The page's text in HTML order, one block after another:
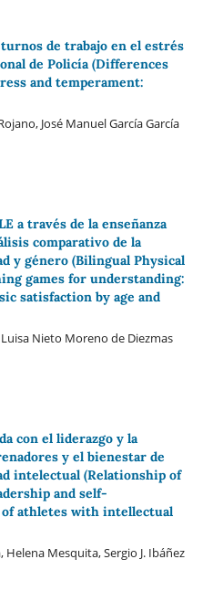
de trabajo en el estrés
de Policía (Differences
and temperament:
José Manuel García García
a través de la enseñanza
comparativo de la
y género (Bilingual Physical
games for understanding:
satisfaction by age and
Nieto Moreno de Diezmas
con el liderazgo y la
y el bienestar de
intelectual (Relationship of
and self-
athletes with intellectual
Mesquita, Sergio J. Ibáñez